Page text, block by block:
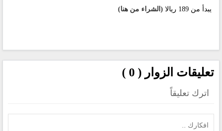
يبدأ من 189 ريالا
(الشراء من هنا)
تعليقات الزوار ( 0 )
اترك تعليقاً